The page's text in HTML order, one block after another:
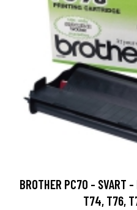
BROTHER PC70 - SVART
T74, T76,